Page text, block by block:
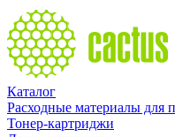
Каталог
Расходные материалы для
Тонер-картриджи